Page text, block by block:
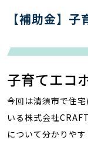
【補助金】
子育てエコ
今回は清須市で住
いる株式会社
について分かりや